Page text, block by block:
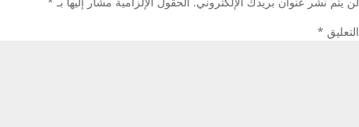
التعليق *